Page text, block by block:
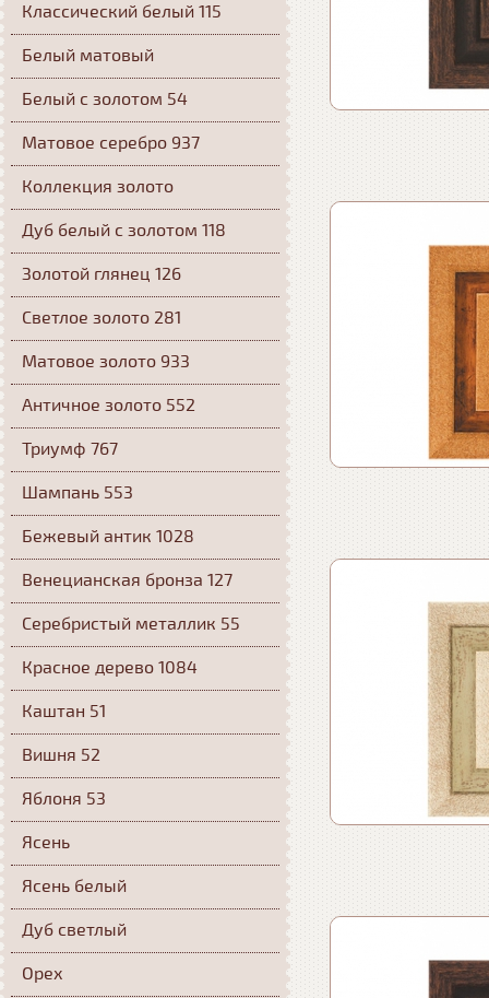
Классический белый 115
Белый матовый
Белый с золотом 54
Матовое серебро 937
Коллекция золото
Дуб белый с золотом 118
Золотой глянец 126
Светлое золото 281
Матовое золото 933
Античное золото 552
Триумф 767
Шампань 553
Бежевый антик 1028
Венецианская бронза 127
Серебристый металлик 55
Красное дерево 1084
Каштан 51
Вишня 52
Яблоня 53
Ясень
Ясень белый
Дуб светлый
Орех